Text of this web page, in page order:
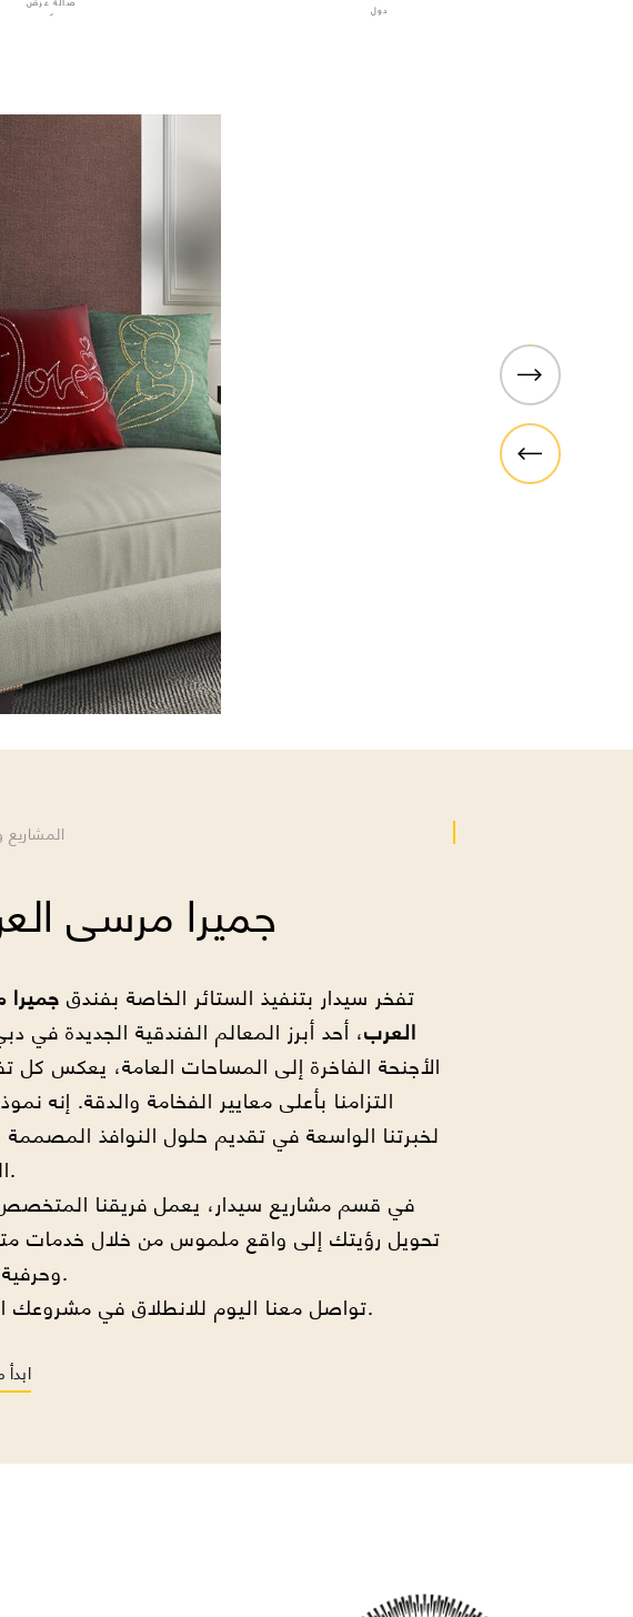
دول
اختر من بين الأعمال
والتي تتاح لك
أسلوبك الشخصي. سواء كنت
لفن عصر النهضة أو الجرأة
مجموعتنا تُقدِّم شيئًا يناسب كل ذوق!
من الأساليب الفريدة التي يمكن
من المطاعم والمقاهي
نوم ومساحات معيشة. سواء كنت
أو الفني أو التاريخي ، فقد
قمنا بتلبية جميع الأذواق
المشاريع
جميرا مرسى
تفخر سيدار بتنفيذ الستائر الخاصة بفندق
العرب، أحد أبرز المعالم الفندقية الجديدة في
الأجنحة الفاخرة إلى المساحات العامة، يعكس كل
التزامنا بأعلى معايير الفخامة والدقة. إنه
لخبرتنا الواسعة في تقديم حلول النوافذ
الطلب.
في قسم مشاريع سيدار، يعمل فريقنا
تحويل رؤيتك إلى واقع ملموس من خلال خدمات
وحرفية عالية.
تواصل معنا اليوم للانطلاق في مشروعك القادم.